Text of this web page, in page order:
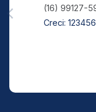
(16) 99127-
Creci: 123456